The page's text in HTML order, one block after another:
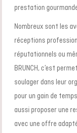
prestation
Nombreux sont les
réceptions
réputationnels ou
BRUNCH, c’est
soulager dans leur
pour un gain de
aussi proposer une
avec une offre